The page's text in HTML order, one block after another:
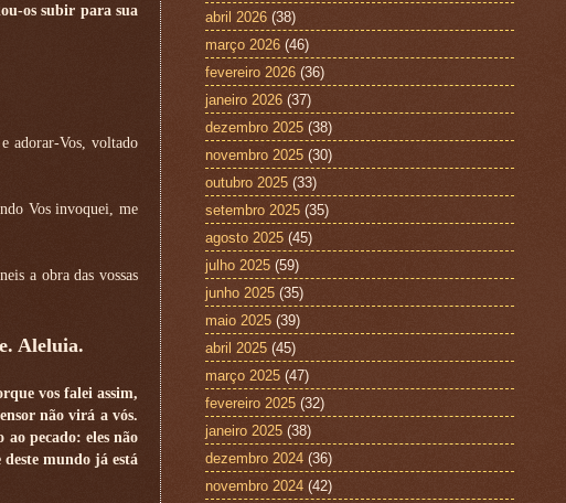
os subir para sua
adorar-Vos, voltado
Vos invoquei, me
a obra das vossas
Aleluia.
vos falei assim,
não virá a vós.
pecado: eles não
mundo já está
abril 2026 (38)
março 2026 (46)
fevereiro 2026 (36)
janeiro 2026 (37)
dezembro 2025 (38)
novembro 2025 (30)
outubro 2025 (33)
setembro 2025 (35)
agosto 2025 (45)
julho 2025 (59)
junho 2025 (35)
maio 2025 (39)
abril 2025 (45)
março 2025 (47)
fevereiro 2025 (32)
janeiro 2025 (38)
dezembro 2024 (36)
novembro 2024 (42)